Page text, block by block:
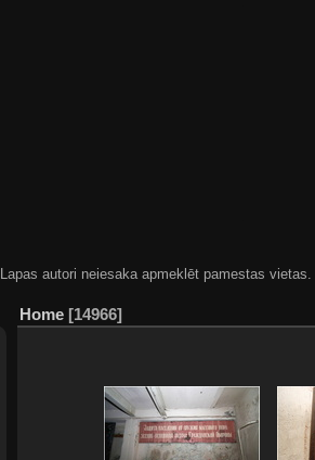
Lapas autori neiesaka apmeklēt pamestas
Home 14966